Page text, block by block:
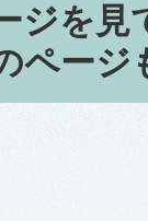
ジを見
ページ